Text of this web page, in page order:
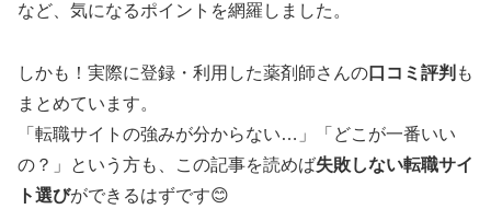
など、気になるポイントを網羅しました。
しかも！実際に登録・利用した薬剤師さんの口コミ評判 も
まとめています。
「転職サイトの強みが分からない…」「どこが一番いい
の？」という方も、この記事を読めば失敗しない転職サイ
ト選びができるはずです😊